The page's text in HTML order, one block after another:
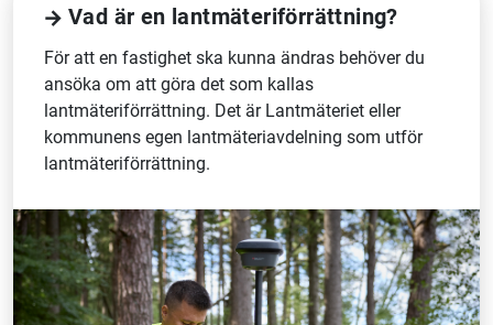
Vad är en lantmäteriförrättning?
För att en fastighet ska kunna ändras behöver du
ansöka om att göra det som kallas
lantmäteriförrättning. Det är Lantmäteriet eller
kommunens egen lantmäteriavdelning som utför
lantmäteriförrättning.